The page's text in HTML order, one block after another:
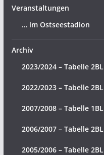
Veranstaltungen
… im Ostseestadion
Archiv
2023/2024 – Tabelle 2BL
2022/2023 – Tabelle 2BL
2007/2008 – Tabelle 1BL
2006/2007 – Tabelle 2BL
2005/2006 – Tabelle 2BL